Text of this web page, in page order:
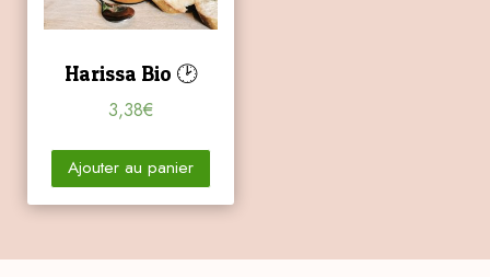
Harissa Bio 🕑
3,38€
Ajouter au panier